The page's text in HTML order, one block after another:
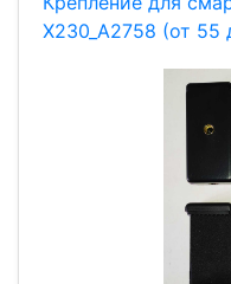
X230_A2758 (от